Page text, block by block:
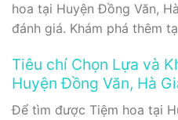
hoa tại Huyện Đồng Văn,
đánh giá. Khám phá thêm
Tiêu chí Chọn Lựa và
Huyện Đồng Văn, Hà
Để tìm được Tiệm hoa tại